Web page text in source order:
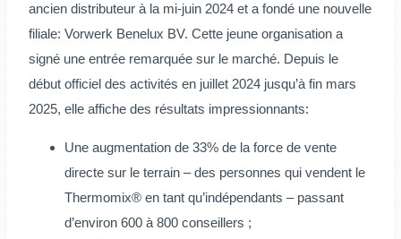
ancien distributeur à la mi-juin 2024 et a fondé une nouvelle
filiale: Vorwerk Benelux BV. Cette jeune organisation a
signé une entrée remarquée sur le marché. Depuis le
début officiel des activités en juillet 2024 jusqu’à fin mars
2025, elle affiche des résultats impressionnants:
Une augmentation de 33% de la force de vente
directe sur le terrain – des personnes qui vendent le
Thermomix® en tant qu’indépendants – passant
d’environ 600 à 800 conseillers ;